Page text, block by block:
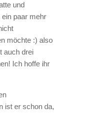
und
paar mehr
möchte :) also
auch drei
Ich hoffe ihr
ist er schon da,